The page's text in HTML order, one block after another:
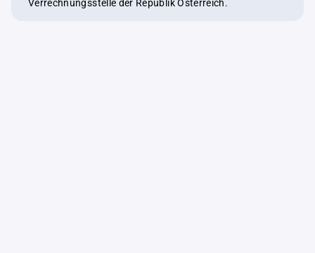
Verrechnungsstelle der Republik Österreich.